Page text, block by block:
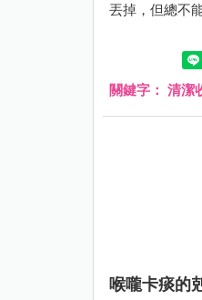
丟掉，但總不
關鍵字： 清潔
喉嚨卡痰的